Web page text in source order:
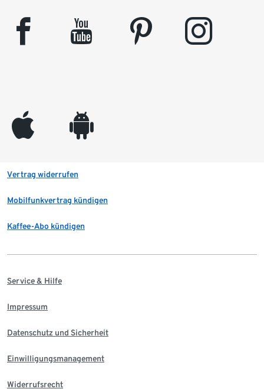
facebook youtube pinterest instagram
appleinc android
Vertrag widerrufen
Mobilfunkvertrag kündigen
Kaffee-Abo kündigen
Service & Hilfe
Impressum
Datenschutz und Sicherheit
Einwilligungsmanagement
Widerrufsrecht